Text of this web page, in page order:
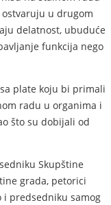
u drugom
delatnost, ubuduće
funkcija nego
plate koju bi primali
radu u organima i
što su dobijali od
Skupštine
grada, petorici
i predsedniku samog